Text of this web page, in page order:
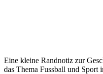
Eine kleine Randnotiz zur
das Thema Fussball und Sport